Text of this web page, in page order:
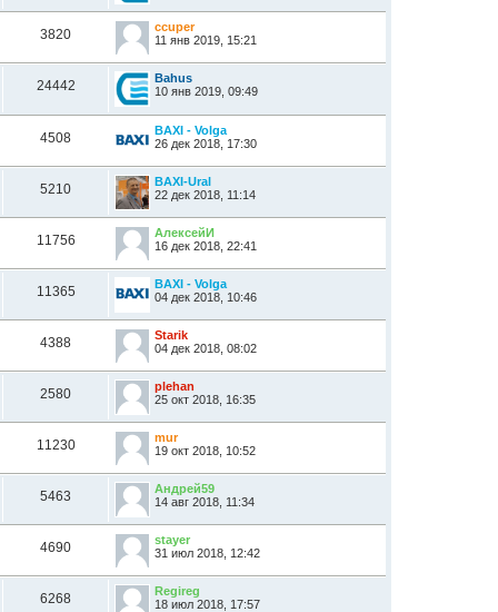
3820
ccuper
11 янв 2019, 15:21
24442
Bahus
10 янв 2019, 09:49
4508
BAXI - Volga
26 дек 2018, 17:30
5210
BAXI-Ural
22 дек 2018, 11:14
11756
АлексейИ
16 дек 2018, 22:41
11365
BAXI - Volga
04 дек 2018, 10:46
4388
Starik
04 дек 2018, 08:02
2580
plehan
25 окт 2018, 16:35
11230
mur
19 окт 2018, 10:52
5463
Андрей59
14 авг 2018, 11:34
4690
stayer
31 июл 2018, 12:42
6268
Regireg
18 июл 2018, 17:57